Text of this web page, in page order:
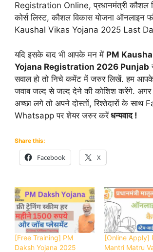
Registration Online, प्रधानमंत्री कौशल
कोर्स लिस्ट, कौशल विकास योजना ऑनलाइन
Kaushal Vikas Yojana 2025 Last
यदि इसके बाद भी आपके मन में PM
Yojana Registration 2026 Punjab
सवाल हो तो निचे कमेंट में जरुर लिखें. हम
जवाब जल्द से जल्द देने की कोशिश करेंगे. अगर
अच्छा लगे तो अपने दोस्तों, रिश्तेदारों के साथ
Whatsapp पर शेयर जरुर करेंधन्यवाद !
Share this:
Facebook X
[Free Training] PM
Daksh Yojana 2025
[Online Apply]
Mantri Matru